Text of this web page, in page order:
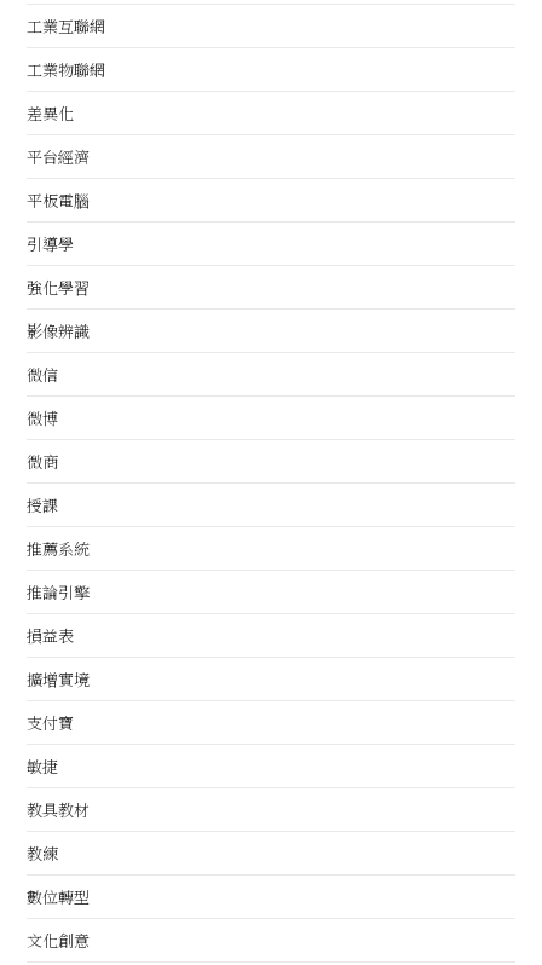
工業互聯網
工業物聯網
差異化
平台經濟
平板電腦
引導學
強化學習
影像辨識
微信
微博
微商
授課
推薦系統
推論引擎
損益表
擴增實境
支付寶
敏捷
教具教材
教練
數位轉型
文化創意